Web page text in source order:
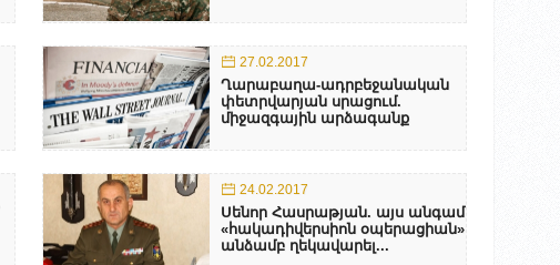
27.02.2017
Ղարաբաղա-ադրբեջանական
փետրվարյան սրացում.
միջազգային արձագանք
24.02.2017
Սենոր Հասրաթյան. այս անգամ
«հակադիվերսիոն օպերացիան»
անձամբ ղեկավարել...